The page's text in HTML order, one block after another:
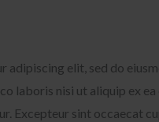
adipiscing elit, sed do
laboris nisi ut aliquip ex
Excepteur sint occaecat